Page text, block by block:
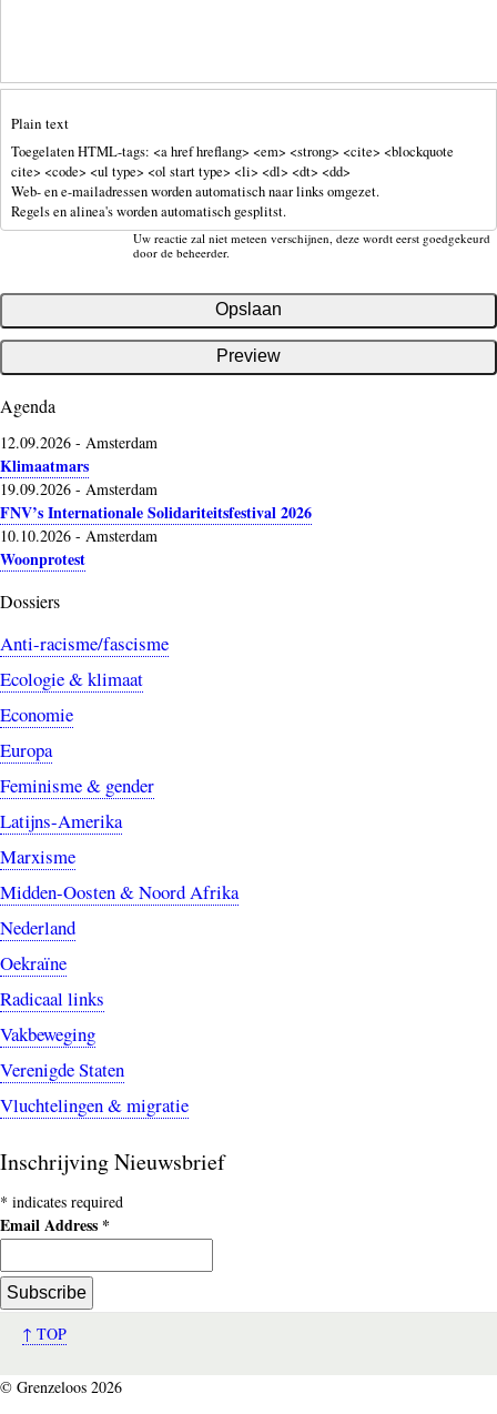
Plain text
Toegelaten HTML-tags: <a href hreflang> <em> <strong> <cite> <blockquote
cite> <code> <ul type> <ol start type> <li> <dl> <dt> <dd>
Web- en e-mailadressen worden automatisch naar links omgezet.
Regels en alinea's worden automatisch gesplitst.
Uw reactie zal niet meteen verschijnen, deze wordt eerst goedgekeurd
door de beheerder.
Agenda
12.09.2026 - Amsterdam
Klimaatmars
19.09.2026 - Amsterdam
FNV’s Internationale Solidariteitsfestival 2026
10.10.2026 - Amsterdam
Woonprotest
Dossiers
Anti-racisme/fascisme
Ecologie & klimaat
Economie
Europa
Feminisme & gender
Latijns-Amerika
Marxisme
Midden-Oosten & Noord Afrika
Nederland
Oekraïne
Radicaal links
Vakbeweging
Verenigde Staten
Vluchtelingen & migratie
Inschrijving Nieuwsbrief
* indicates required
Email Address *
↑ TOP
© Grenzeloos 2026